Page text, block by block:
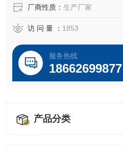
厂商性质： 生产厂家
访 问 量 ： 1853
服务热线
18662699877
产品分类